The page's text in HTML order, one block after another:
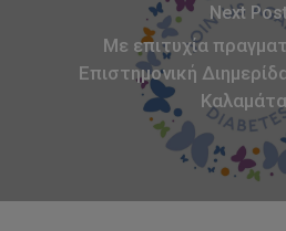
Next Post
Με επιτυχία
Επιστημονική